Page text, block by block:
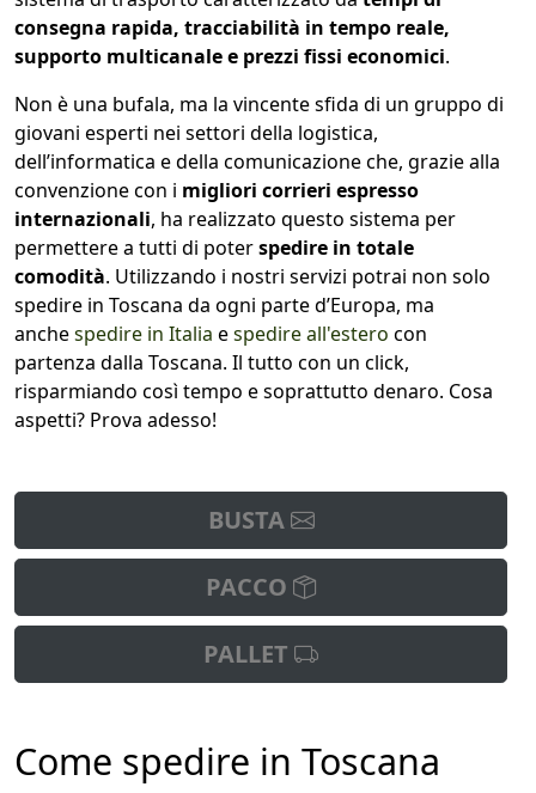
consegna rapida, tracciabilità in tempo reale,
supporto multicanale e prezzi fissi economici.
Non è una bufala, ma la vincente sfida di un gruppo di
giovani esperti nei settori della logistica,
dell’informatica e della comunicazione che, grazie alla
convenzione con i migliori corrieri espresso
internazionali, ha realizzato questo sistema per
permettere a tutti di poterspedire in totale
comodità. Utilizzando i nostri servizi potrai non solo
spedire in Toscana da ogni parte d’Europa, ma
anchespedire in Italia espedire all'estero con
partenza dalla Toscana. Il tutto con un click,
risparmiando così tempo e soprattutto denaro. Cosa
aspetti? Prova adesso!
BUSTA
PACCO
PALLET
Come spedire in Toscana